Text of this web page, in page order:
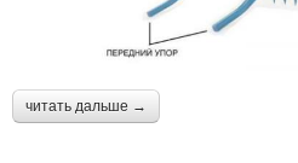
читать дальше →